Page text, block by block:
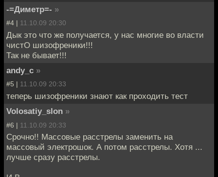
-=Диметр=- »
#4 | 11.10.09 20:30
Дык это что же получается, у нас многие во власти
чистО шизофреники!!!
Так не бывает!!!
andy_c »
#5 | 11.10.09 20:33
теперь шизофреники знают как проходить тест
Volosatiy_slon »
#6 | 11.10.09 20:33
Срочно!! Массовые расстрелы заменить на
массовый электрошок. А потом расстрелы. Хотя ...
лучше сразу расстрелы.